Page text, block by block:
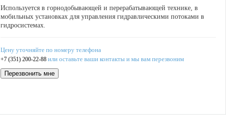
Используется в горнодобывающей и перерабатывающей технике, в
мобильных установках для управления гидравлическими потоками в
гидросистемах.
Цену уточняйте по номеру телефона
+7 (351) 200-22-88 или оставьте ваши контакты и мы вам перезвоним
Перезвонить мне